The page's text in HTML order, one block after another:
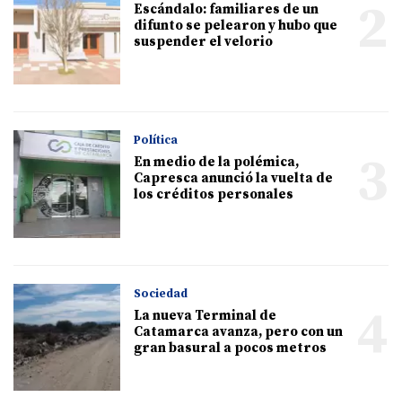
Escándalo: familiares de un
difunto se pelearon y hubo que
suspender el velorio
Política
En medio de la polémica,
Capresca anunció la vuelta de
los créditos personales
Sociedad
La nueva Terminal de
Catamarca avanza, pero con un
gran basural a pocos metros